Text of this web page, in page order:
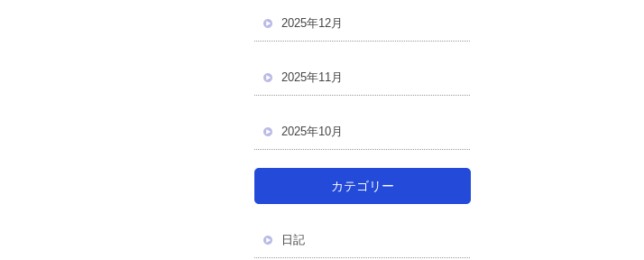
2025年12月
2025年11月
2025年10月
カテゴリー
日記